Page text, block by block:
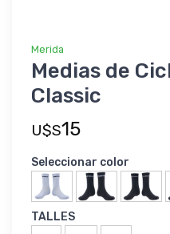
Merida
Medias de
Classic
U$S15
Seleccionar color
TALLES